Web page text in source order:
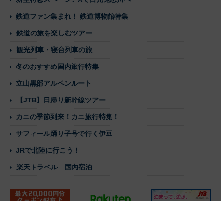
鉄道ファン集まれ！ 鉄道博物館特集
鉄道の旅を楽しむツアー
観光列車・寝台列車の旅
冬のおすすめ国内旅行特集
立山黒部アルペンルート
【JTB】日帰り新幹線ツアー
カニの季節到来！カニ旅行特集！
サフィール踊り子号で行く伊豆
JRで北陸に行こう！
楽天トラベル 国内宿泊